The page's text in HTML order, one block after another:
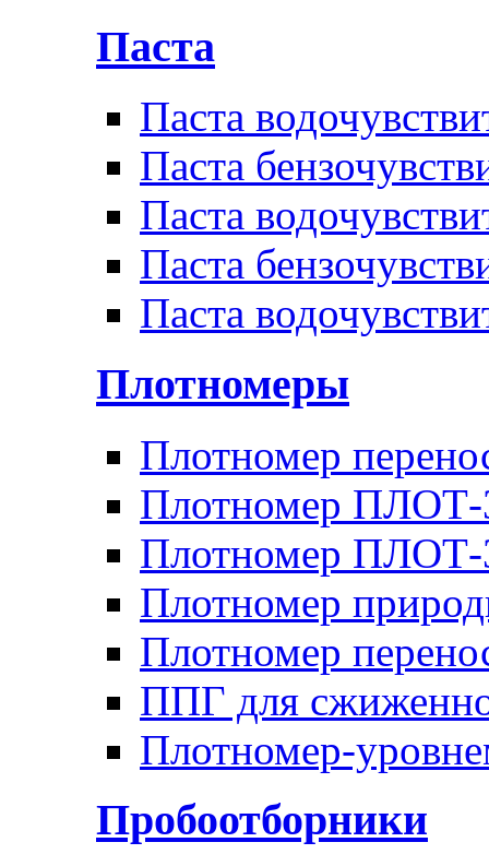
Паста
Паста
Паста
Паста
Паста
Паста
Плотномеры
Плотномер
Плотномер
Плотномер
Плотномер
Плотномер
ППГ для
Плотномер-
Пробоотборники